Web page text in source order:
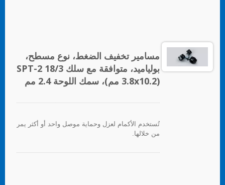
مسامير تخفيف الضغط، نوع مسطح،
بولياميد، متوافقة مع سلك SPT-2 18/3
(3.8x10.2 مم)، سمك اللوحة 2.4 مم
تُستخدم الأكمام لعزل وحماية موصل واحد أو أكثر يمر
من خلالها.